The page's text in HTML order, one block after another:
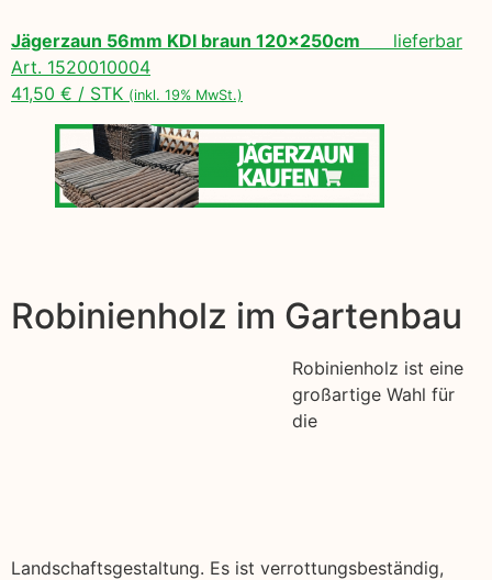
Jägerzaun 56mm KDI braun 120x250cm lieferbar
Art. 1520010004
41,50 € / STK (inkl. 19% MwSt.)
Robinienholz im Gartenbau
Robinienholz ist eine
großartige Wahl für
die
Landschaftsgestaltung. Es ist verrottungsbeständig,